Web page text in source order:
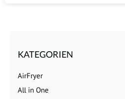
KATEGORIEN
AirFryer
All in One